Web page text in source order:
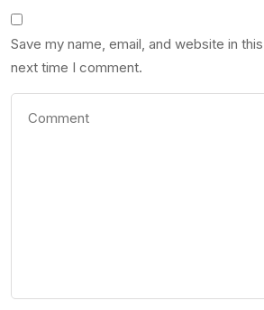
Save my name, email, and website in
next time I comment.